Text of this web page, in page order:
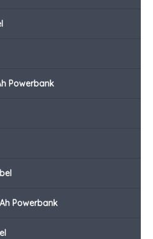
Powerbank
Powerbank